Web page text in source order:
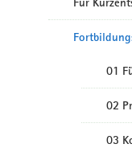
01
02
03